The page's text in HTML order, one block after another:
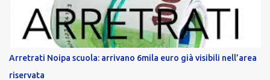
supporto in situazioni delicate. L’indennità provinciale per i docenti
è un unicum in Italia: si tratta di una misura esclusiva della
Provincia autonoma di Bolzano, che integra in maniera stabile lo
stipendio nazionale grazie alle prerogative garantite
dall’autonomia locale. Non è un bonus temporaneo né un
Arretrati Noipa scuola: arrivano 6mila euro già visibili nell’area
riservata